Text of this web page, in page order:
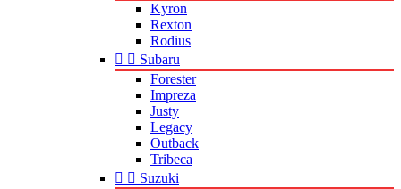
Kyron
Rexton
Rodius
  Subaru
Forester
Impreza
Justy
Legacy
Outback
Tribeca
  Suzuki